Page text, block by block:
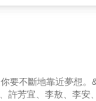
現，自己迷失在這
摯，面對愛的憧憬
光環的
遇
最舒服的自己。 & 這一
芳宜、李敖、李安